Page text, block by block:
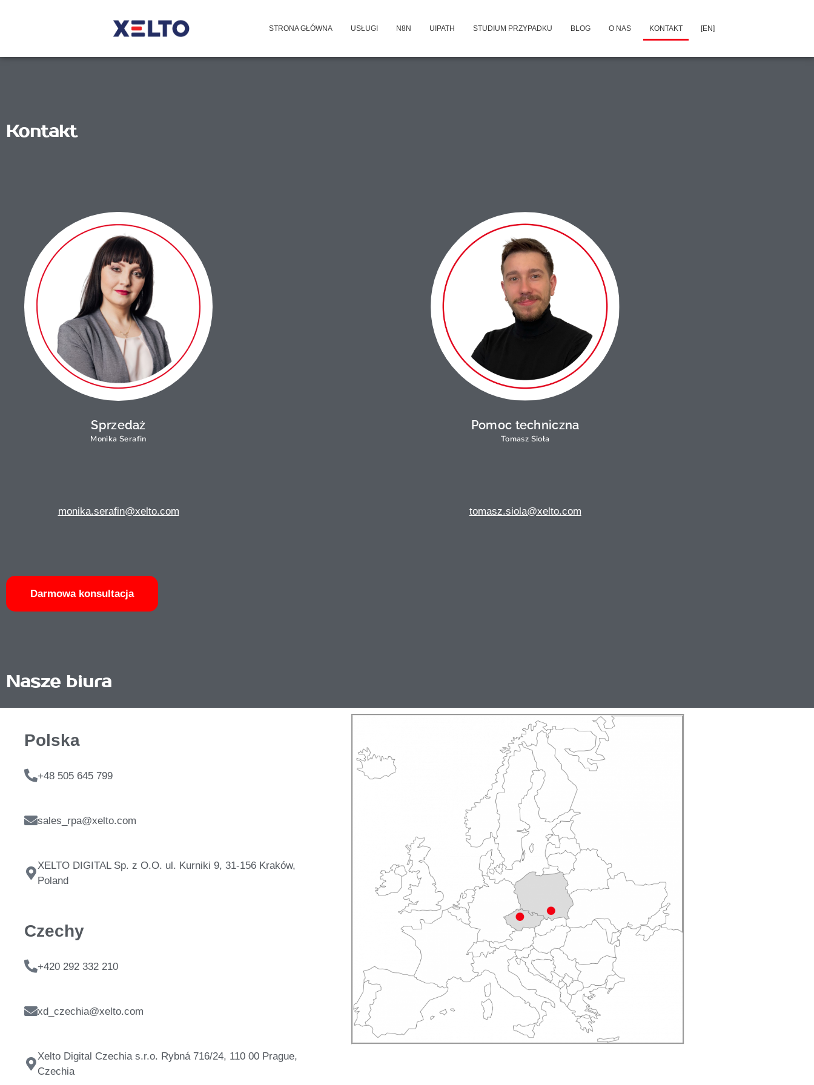
STRONA GŁÓWNA USŁUGI N8N UIPATH STUDIUM PRZYPADKU BLOG O NAS KONTAKT [EN]
Kontakt
Sprzedaż
Monika Serafin
monika.serafin@xelto.com
Darmowa konsultacja
Pomoc techniczna
Tomasz Sioła
tomasz.siola@xelto.com
Nasze biura
Polska
+48 505 645 799
sales_rpa@xelto.com
XELTO DIGITAL Sp. z O.O. ul. Kurniki 9, 31-156 Kraków,
Poland
Czechy
+420 292 332 210
xd_czechia@xelto.com
Xelto Digital Czechia s.r.o. Rybná 716/24, 110 00 Prague,
Czechia